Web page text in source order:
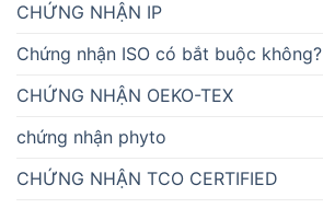
CHỨNG NHẬN IP
Chứng nhận ISO có bắt buộc không?
CHỨNG NHẬN OEKO-TEX
chứng nhận phyto
CHỨNG NHẬN TCO CERTIFIED